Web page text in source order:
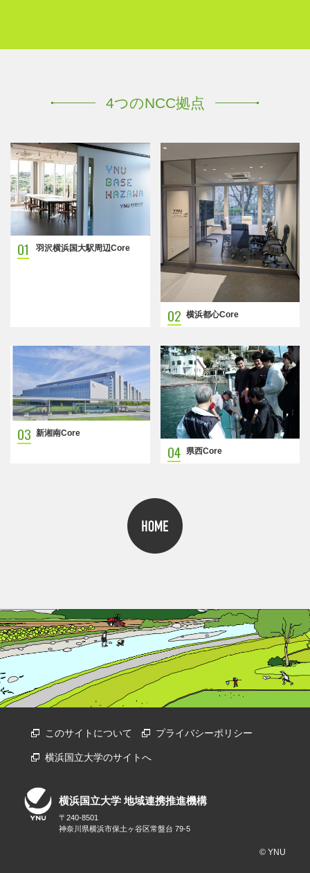
4つのNCC拠点
01 羽沢横浜国大駅周辺Core
02 横浜都心Core
03 新湘南Core
04 県西Core
このサイトについて プライバシーポリシー
横浜国立大学のサイトへ
横浜国立大学 地域連携推進機構
〒240-8501
神奈川県横浜市保土ヶ谷区常盤台 79-5
© YNU